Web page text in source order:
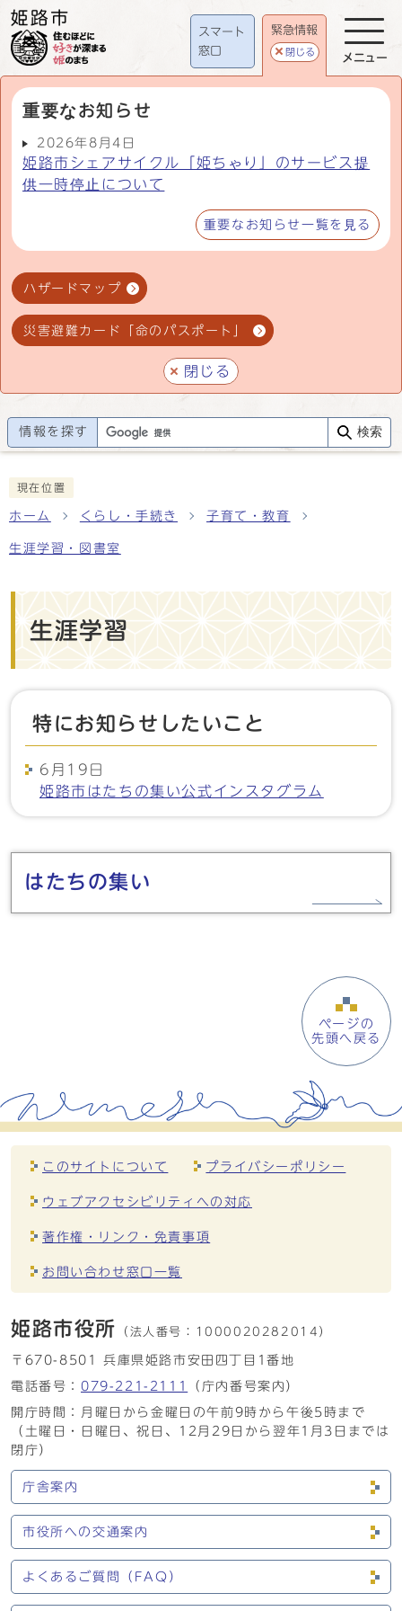
スマート
窓口
緊急情報
閉じる
重要なお知らせ
2026年8月4日
姫路市シェアサイクル「姫ちゃり」のサービス提
供一時停止について
重要なお知らせ一覧を見る
ハザードマップ
災害避難カード「命のパスポート」
閉じる
メニュー
情報を探す 検索
現在位置
ホーム くらし・手続き 子育て・教育
生涯学習・図書室
生涯学習
特にお知らせしたいこと
6月19日
姫路市はたちの集い公式インスタグラム
メインメニュー
はたちの集い
ページの
先頭へ戻る
このサイトについて プライバシーポリシー
ウェブアクセシビリティへの対応
著作権・リンク・免責事項
お問い合わせ窓口一覧
姫路市役所 （法人番号： 1000020282014）
〒670-8501 兵庫県姫路市安田四丁目1番地
電話番号： 079-221-2111
（庁内番号案内）
開庁時間：月曜日から金曜日の午前9時から午後5時まで
（土曜日・日曜日、祝日、12月29日から翌年1月3日までは
閉庁）
庁舎案内
市役所への交通案内
よくあるご質問（FAQ）